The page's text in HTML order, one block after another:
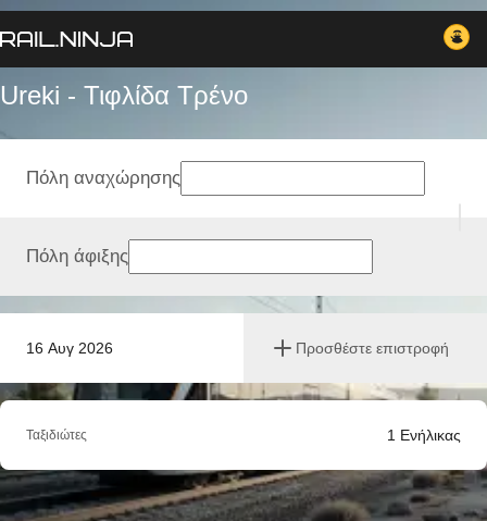
Ureki - Τιφλίδα Tρένο
16 Αυγ 2026 Προσθέστε επιστροφή
Πόλη αναχώρησης
Πόλη άφιξης
Ταξιδιώτες 1 Ενήλικας